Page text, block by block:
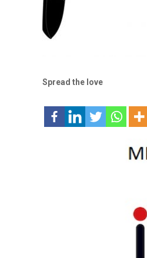
Spread the love